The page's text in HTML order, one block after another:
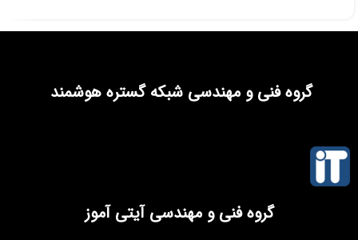
گروه فنی و مهندسی شبکه گستره هوشمند
گروه فنی و مهندسی آیتی آموز